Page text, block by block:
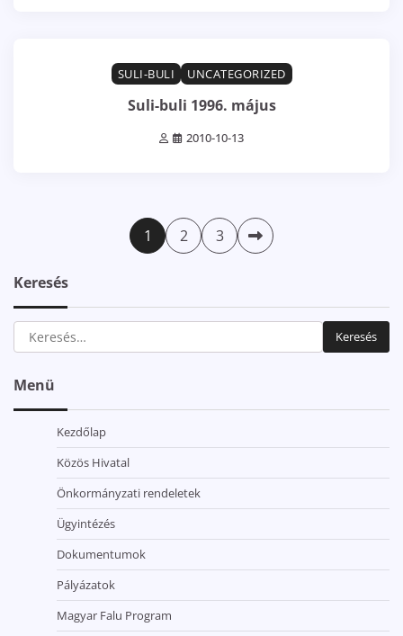
SULI-BULI
UNCATEGORIZED
Suli-buli 1996. május
2010-10-13
Bejegyzések 1 2 3
Keresés
Keresés:
Menü
Kezdőlap
Közös Hivatal
Önkormányzati rendeletek
Ügyintézés
Dokumentumok
Pályázatok
Magyar Falu Program